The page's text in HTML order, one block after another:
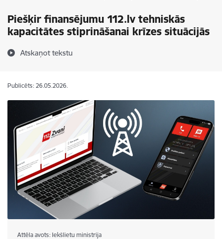
Piešķir finansējumu 112.lv tehniskās
kapacitātes stiprināšanai krīzes situācijās
Atskaņot tekstu
Publicēts: 26.05.2026.
Attēla avots: Iekšlietu ministrija